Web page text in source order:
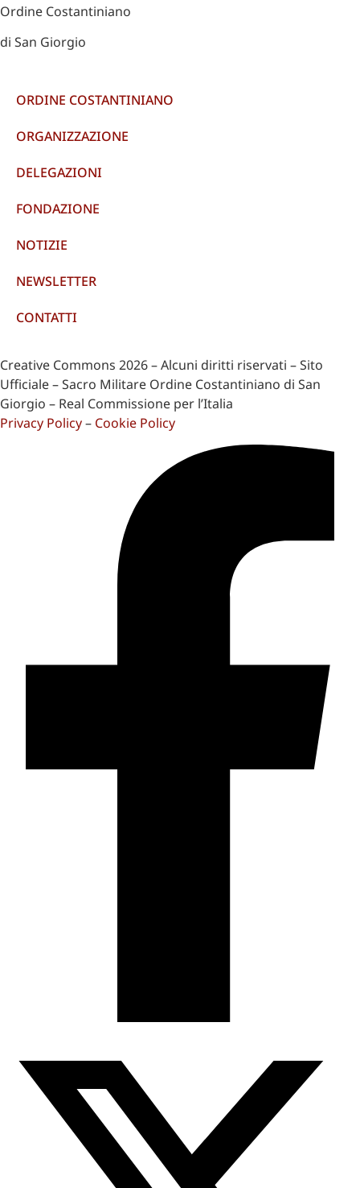
Ordine Costantiniano
di San Giorgio
ORDINE COSTANTINIANO
ORGANIZZAZIONE
DELEGAZIONI
FONDAZIONE
NOTIZIE
NEWSLETTER
CONTATTI
Creative Commons 2026 – Alcuni diritti riservati – Sito
Ufficiale – Sacro Militare Ordine Costantiniano di San
Giorgio – Real Commissione per l’Italia
Privacy Policy– Cookie Policy